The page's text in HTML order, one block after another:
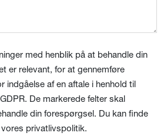
med henblik på at behandle din
er relevant, for at gennemføre
indgåelse af en aftale i henhold til
De markerede felter skal
din forespørgsel. Du kan finde
privatlivspolitik.